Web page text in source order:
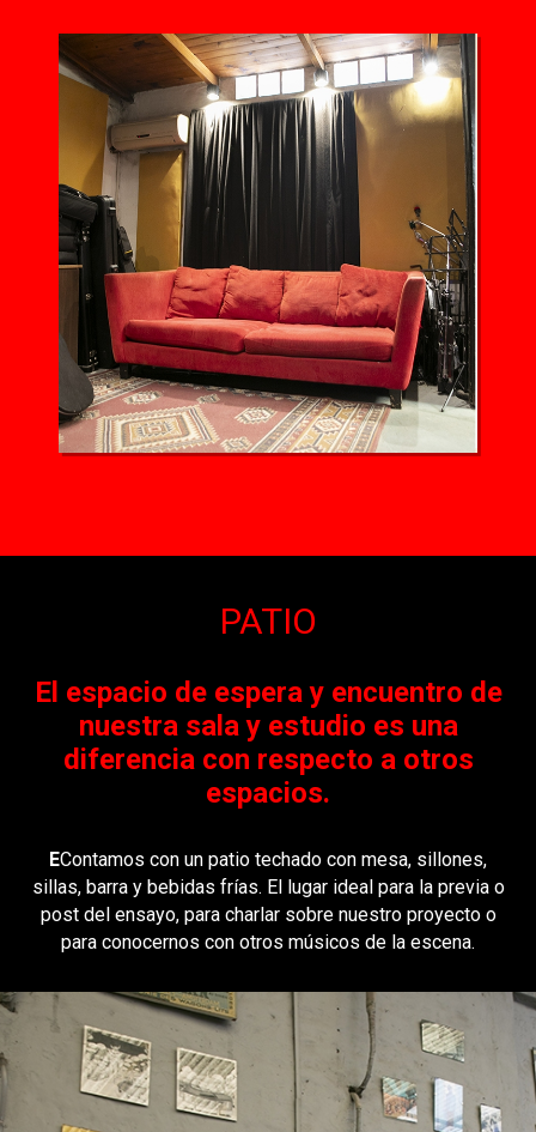
PATIO
El espacio de espera y encuentro de
nuestra sala y estudio es una
diferencia con respecto a otros
espacios.
EContamos con un patio techado con mesa, sillones,
sillas, barra y bebidas frías. El lugar ideal para la previa o
post del ensayo, para charlar sobre nuestro proyecto o
para conocernos con otros músicos de la escena.